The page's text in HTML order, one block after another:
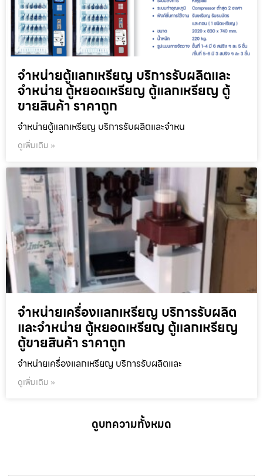
จำหน่ายตู้แลกเหรียญ บริการรับผลิตและ
จำหน่าย ตู้หยอดเหรียญ ตู้แลกเหรียญ ตู้
ขายสินค้า ราคาถูก
จำหน่ายตู้แลกเหรียญ บริการรับผลิตและจำหน
ดูเพิ่มเติม »
จำหน่ายเครื่องแลกเหรียญ บริการรับผลิต
และจำหน่าย ตู้หยอดเหรียญ ตู้แลกเหรียญ
ตู้ขายสินค้า ราคาถูก
จำหน่ายเครื่องแลกเหรียญ บริการรับผลิตและ
ดูเพิ่มเติม »
ดูบทความทั้งหมด